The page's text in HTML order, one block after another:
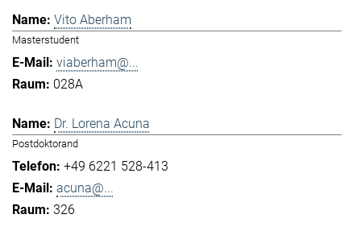
Vito Aberham
Masterstudent
viaberham@...
028A
Dr. Lorena Acuna
Postdoktorand
+49 6221 528-413
acuna@...
326